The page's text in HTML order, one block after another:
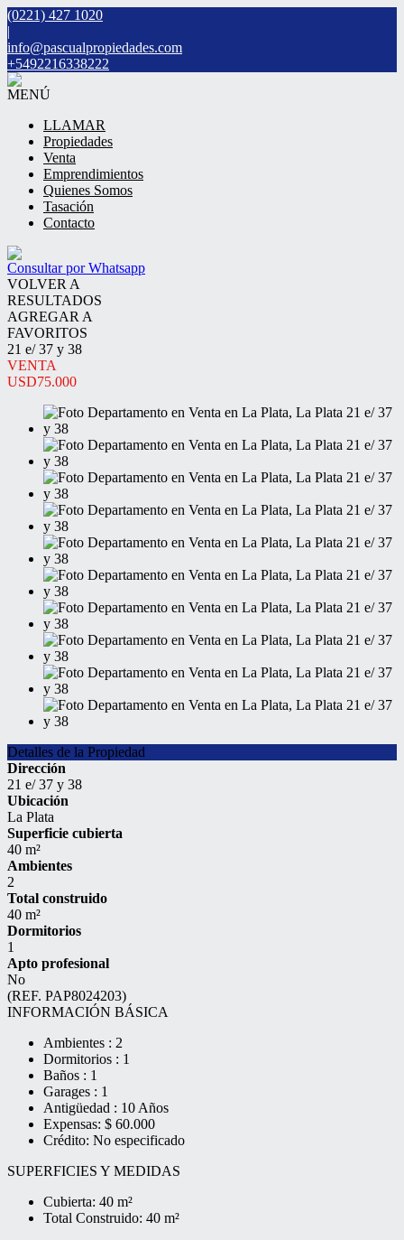
(0221) 427 1020
|
info@pascualpropiedades.com
+5492216338222
MENÚ
LLAMAR
Propiedades
Venta
Emprendimientos
Quienes Somos
Tasación
Contacto
Consultar por Whatsapp
VOLVER A
RESULTADOS
AGREGAR A
FAVORITOS
21 e/ 37 y 38
VENTA
USD75.000
Detalles de la Propiedad
Dirección
21 e/ 37 y 38
Ubicación
La Plata
Superficie cubierta
40 m²
Ambientes
2
Total construido
40 m²
Dormitorios
1
Apto profesional
No
(REF. PAP8024203)
INFORMACIÓN BÁSICA
Ambientes : 2
Dormitorios : 1
Baños : 1
Garages : 1
Antigüedad : 10 Años
Expensas: $ 60.000
Crédito: No especificado
SUPERFICIES Y MEDIDAS
Cubierta: 40 m²
Total Construido: 40 m²